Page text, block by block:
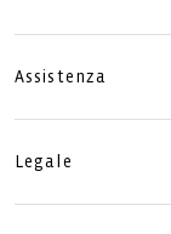
Assistenza
Legale